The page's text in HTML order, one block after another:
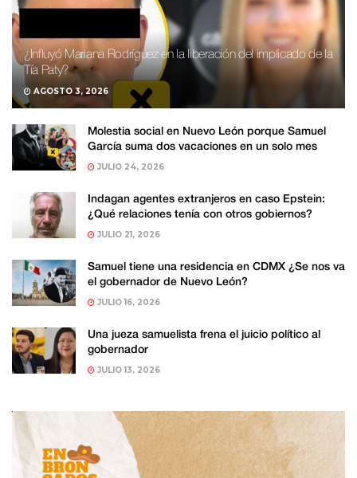
¿Influyó Mariana Rodríguez en la liberación del implicado de la
Tía Paty?
AGOSTO 3, 2026
Molestia social en Nuevo León porque Samuel
García suma dos vacaciones en un solo mes
JULIO 24, 2026
Indagan agentes extranjeros en caso Epstein:
¿Qué relaciones tenía con otros gobiernos?
JULIO 21, 2026
Samuel tiene una residencia en CDMX ¿Se nos va
el gobernador de Nuevo León?
JULIO 16, 2026
Una jueza samuelista frena el juicio político al
gobernador
JULIO 13, 2026